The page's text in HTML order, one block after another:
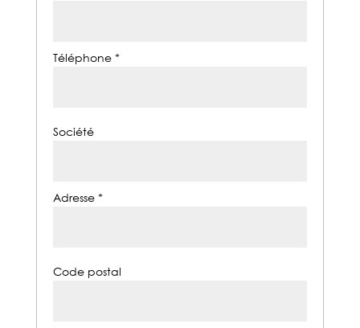
Téléphone *
Société
Adresse *
Code postal